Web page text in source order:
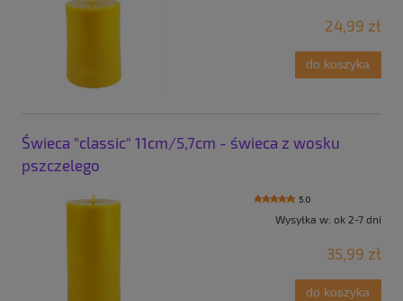
24,99 zł
do koszyka
Świeca "classic" 11cm/5,7cm - świeca z wosku
pszczelego
5.0
Wysyłka w: ok 2-7 dni
35,99 zł
do koszyka